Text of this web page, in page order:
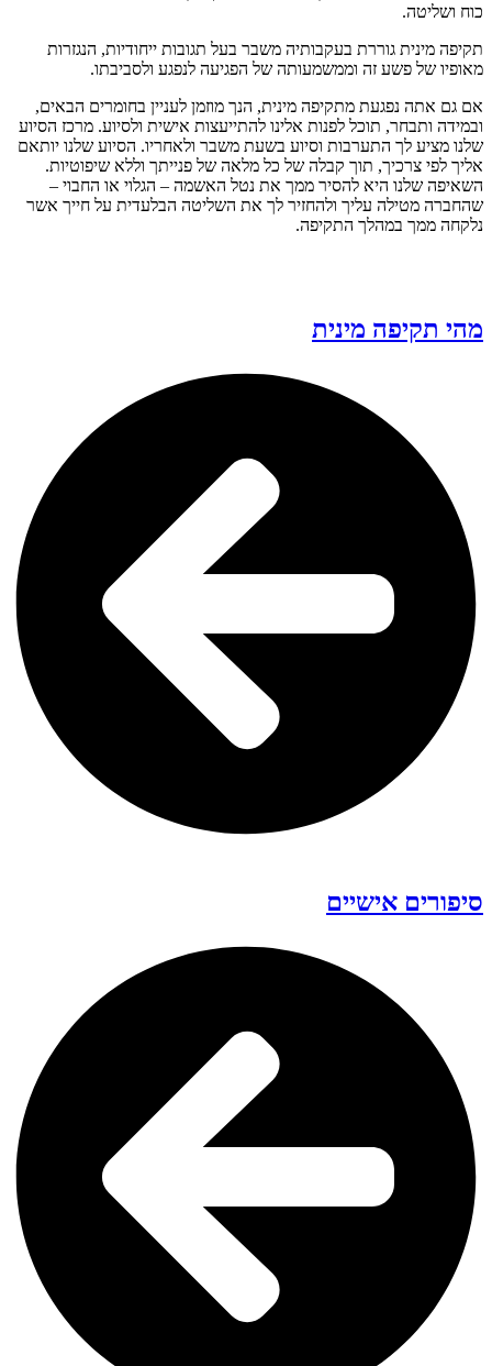
כוח ושליטה.
תקיפה מינית גוררת בעקבותיה משבר בעל תגובות ייחודיות, הנגזרות
מאופיו של פשע זה וממשמעותה של הפגיעה לנפגע ולסביבתו.
אם גם אתה נפגעת מתקיפה מינית, הנך מוזמן לעניין בחומרים הבאים,
ובמידה ותבחר, תוכל לפנות אלינו להתייעצות אישית ולסיוע. מרכז הסיוע
שלנו מציע לך התערבות וסיוע בשעת משבר ולאחריו. הסיוע שלנו יותאם
אליך לפי צרכיך, תוך קבלה של כל מלאה של פנייתך וללא שיפוטיות.
השאיפה שלנו היא להסיר ממך את נטל האשמה – הגלוי או החבוי –
שהחברה מטילה עליך ולהחזיר לך את השליטה הבלעדית על חייך אשר
נלקחה ממך במהלך התקיפה.
מהי תקיפה מינית
סיפורים אישיים